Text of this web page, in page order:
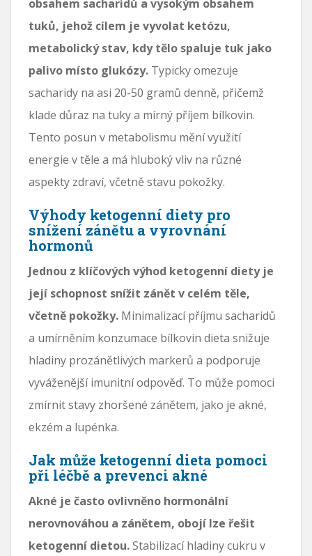
obsahem sacharidů a vysokým obsahem
tuků, jehož cílem je vyvolat ketózu,
metabolický stav, kdy tělo spaluje tuk jako
palivo místo glukózy. Typicky omezuje
sacharidy na asi 20-50 gramů denně, přičemž
klade důraz na tuky a mírný příjem bílkovin.
Tento posun v metabolismu mění využití
energie v těle a má hluboký vliv na různé
aspekty zdraví, včetně stavu pokožky.
Výhody ketogenní diety pro
snížení zánětu a vyrovnání
hormonů
Jednou z klíčových výhod ketogenní diety je
její schopnost snížit zánět v celém těle,
včetně pokožky. Minimalizací příjmu sacharidů
a umírněním konzumace bílkovin dieta snižuje
hladiny prozánětlivých markerů a podporuje
vyváženější imunitní odpověď. To může pomoci
zmírnit stavy zhoršené zánětem, jako je akné,
ekzém a lupénka.
Jak může ketogenní dieta pomoci
při léčbě a prevenci akné
Akné je často ovlivněno hormonální
nerovnováhou a zánětem, obojí lze řešit
ketogenní dietou.Stabilizací hladiny cukru v